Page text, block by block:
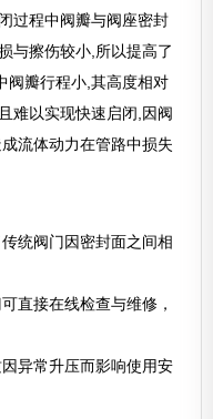
过程中阀瓣与阀座密封
与擦伤较小,所以提高了
阀瓣行程小,其高度相对
难以实现快速启闭,因阀
流体动力在管路中损失
统阀门因密封面之间相
直接在线检查与维修，
异常升压而影响使用安